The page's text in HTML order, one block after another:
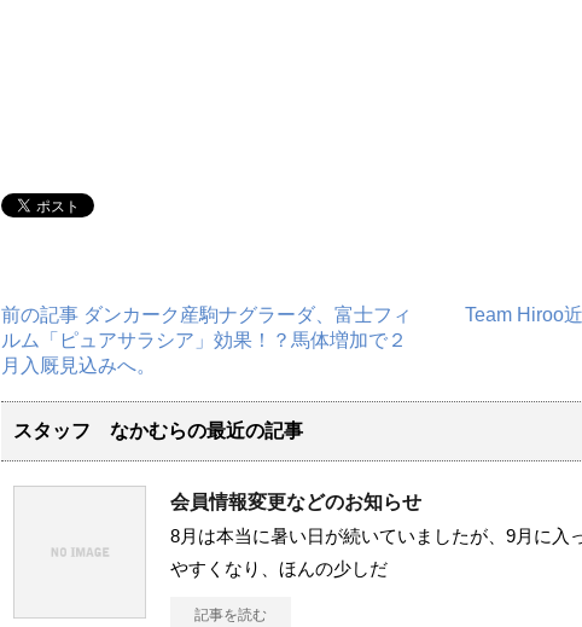
Team Hiroo
前の記事 ダンカーク産駒ナグラーダ、富士フィ
ルム「ピュアサラシア」効果！？馬体増加で２
月入厩見込みへ。
スタッフ なかむらの最近の記事
会員情報変更などのお知らせ
8月は本当に暑い日が続いていましたが、9月に入
やすくなり、ほんの少しだ
記事を読む